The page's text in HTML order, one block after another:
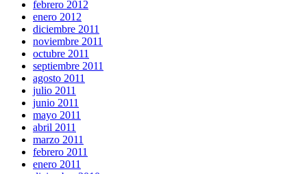
febrero 2012
enero 2012
diciembre 2011
noviembre 2011
octubre 2011
septiembre 2011
agosto 2011
julio 2011
junio 2011
mayo 2011
abril 2011
marzo 2011
febrero 2011
enero 2011